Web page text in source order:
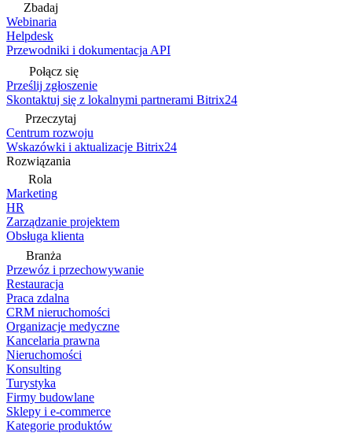
Zbadaj
Webinaria
Helpdesk
Przewodniki i dokumentacja API
Połącz się
Prześlij zgłoszenie
Skontaktuj się z lokalnymi partnerami Bitrix24
Przeczytaj
Centrum rozwoju
Wskazówki i aktualizacje Bitrix24
Rozwiązania
Rola
Marketing
HR
Zarządzanie projektem
Obsługa klienta
Branża
Przewóz i przechowywanie
Restauracja
Praca zdalna
CRM nieruchomości
Organizacje medyczne
Kancelaria prawna
Nieruchomości
Konsulting
Turystyka
Firmy budowlane
Sklepy i e-commerce
Kategorie produktów